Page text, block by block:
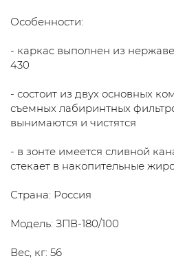
Особенности:
- каркас выполнен из
430
- состоит из двух основных
съемных лабиринтных
вынимаются и чистятся
- в зонте имеется сливной
стекает в накопительные
Страна: Россия
Модель: ЗПВ-180/100
Вес, кг: 56